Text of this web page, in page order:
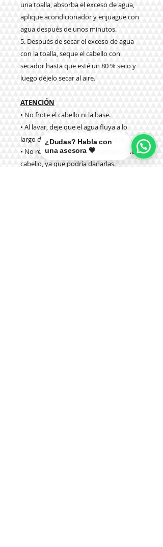
una toalla, absorba el exceso de agua,
aplique acondicionador y enjuague con
agua después de unos minutos.
5. Después de secar el exceso de agua
con la toalla, seque el cabello con
secador hasta que esté un 80 % seco y
luego déjelo secar al aire.
ATENCIÓN
• No frote el cabello ni la base.
• Al lavar, deje que el agua fluya a lo
largo del cabello para evitar nudos.
• No retuerza ni tire el aumentador de
cabello, ya que podría dañarlas.
¿Dudas? Habla con
una asesora 💗